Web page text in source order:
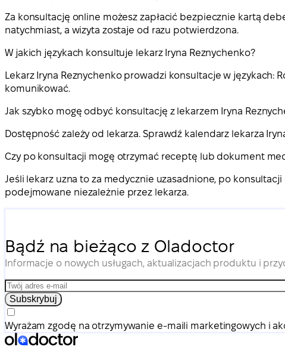
Za konsultację online możesz zapłacić bezpiecznie kartą
natychmiast, a wizyta zostaje od razu potwierdzona.
W jakich językach konsultuje lekarz Iryna Reznychenko?
Lekarz Iryna Reznychenko prowadzi konsultacje w językach:
komunikować.
Jak szybko mogę odbyć konsultację z lekarzem Iryna
Dostępność zależy od lekarza. Sprawdź kalendarz lekarza
Czy po konsultacji mogę otrzymać receptę lub dokument
Jeśli lekarz uzna to za medycznie uzasadnione, po
podejmowane niezależnie przez lekarza.
Bądź na bieżąco z Oladoctor
Informacje o nowych usługach, aktualizacjach produktu i
Subskrybuj
Wyrażam zgodę na otrzymywanie e-maili marketingowych i